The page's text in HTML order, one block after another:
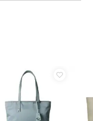
お読みください。
る場合がありま
により、若干製品と